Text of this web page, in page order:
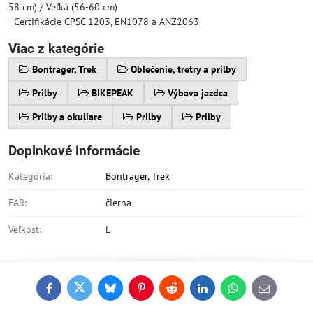
58 cm) / Veľká (56-60 cm)
- Certifikácie CPSC 1203, EN1078 a ANZ2063
Viac z kategórie
Bontrager, Trek
Oblečenie, tretry a prilby
Prilby
BIKEPEAK
Výbava jazdca
Prilby a okuliare
Prilby Prilby
Doplnkové informácie
Kategória: Bontrager, Trek
FAR: čierna
Veľkosť: L
FacebookTwitterBlueskyPinterestReddit LinkedInWhatsApp
E-
mail